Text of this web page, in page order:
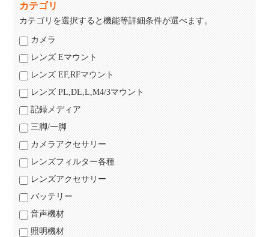
カテゴリ
カテゴリを選択すると機能等詳細条件が選べます。
カメラ
レンズ Eマウント
レンズ EF,RFマウント
レンズ PL,DL,L,M4/3マウント
記録メディア
三脚/一脚
カメラアクセサリー
レンズフィルター各種
レンズアクセサリー
バッテリー
音声機材
照明機材